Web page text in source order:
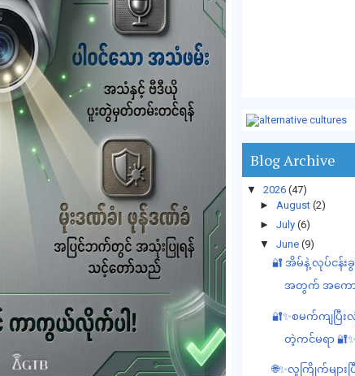
Blog Archive
▼ 2026 (47)
► August (2)
► July (6)
▼
June (9)
🔐 အိမ်နဲ့ လုပ်ငန်း
အတွက် အကော
🔐✨စမက်ကျပြီ
တဲ့ကင်မရာ 🔐✨
🌐✨လူကြိုက်များ